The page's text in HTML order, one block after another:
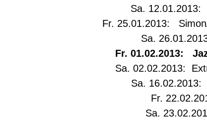
Sa. 12.01.2013:
Fr. 25.01.2013:
Sa.
Fr. 01.02.2013:
Sa. 02.02.2013:
Sa. 16.02.2013:
Fr.
Sa.